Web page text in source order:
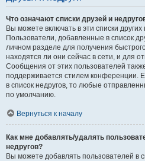
Что означают списки друзей и
Вы можете включать в эти списки
Пользователи, добавленные в список
личном разделе для получения
находятся ли они сейчас в сети, и для
Сообщения от этих пользователей
поддерживается стилем конференции.
в список недругов, то любые
по умолчанию.
Вернуться к началу
Как мне добавлять/удалять
недругов?
Вы можете добавлять пользователей в